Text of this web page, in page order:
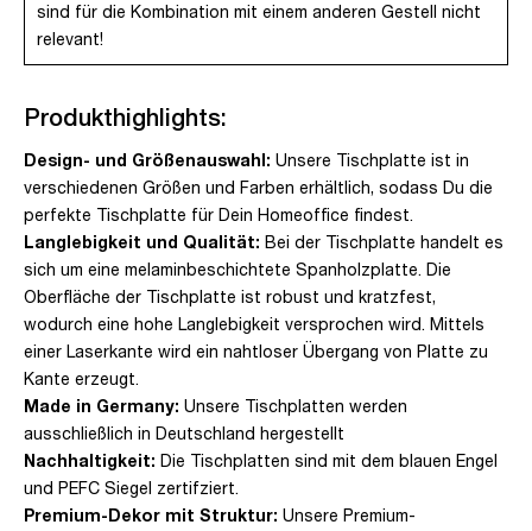
sind für die Kombination mit einem anderen Gestell nicht
relevant!
Produkthighlights:
Design- und Größenauswahl: Unsere Tischplatte ist in
verschiedenen Größen und Farben erhältlich, sodass Du die
perfekte Tischplatte für Dein Homeoffice findest.
Langlebigkeit und Qualität: Bei der Tischplatte handelt es
sich um eine melaminbeschichtete Spanholzplatte. Die
Oberfläche der Tischplatte ist robust und kratzfest,
wodurch eine hohe Langlebigkeit versprochen wird. Mittels
einer Laserkante wird ein nahtloser Übergang von Platte zu
Kante erzeugt.
Made in Germany: Unsere Tischplatten werden
ausschließlich in Deutschland hergestellt
Nachhaltigkeit: Die Tischplatten sind mit dem blauen Engel
und PEFC Siegel zertifziert.
Premium-Dekor mit Struktur: Unsere Premium-